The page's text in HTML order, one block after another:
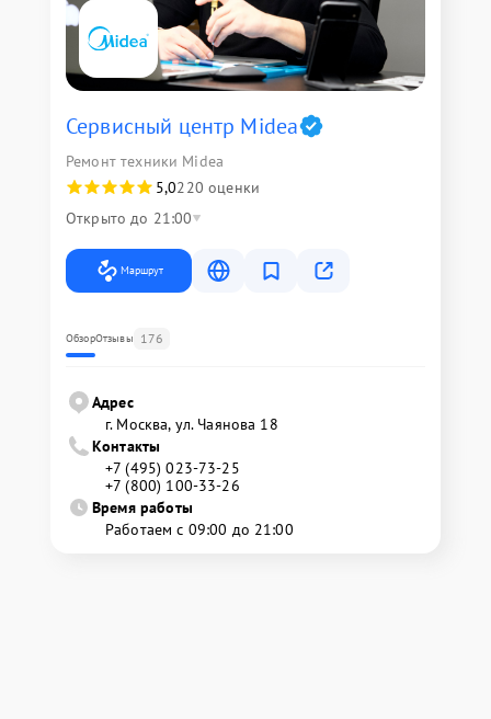
Сервисный центр Midea
Ремонт техники Midea
5,0220 оценки
Открыто до 21:00
Маршрут
ОбзорОтзывы 176
Адрес
г. Москва, ул. Чаянова 18
Контакты
+7 (495) 023-73-25
+7 (800) 100-33-26
Время работы
Работаем с 09:00 до 21:00